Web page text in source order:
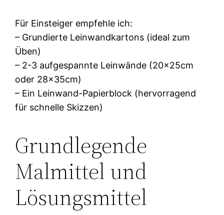
Für Einsteiger empfehle ich:
– Grundierte Leinwandkartons (ideal zum
Üben)
– 2-3 aufgespannte Leinwände (20x25cm
oder 28x35cm)
– Ein Leinwand-Papierblock (hervorragend
für schnelle Skizzen)
Grundlegende
Malmittel und
Lösungsmittel